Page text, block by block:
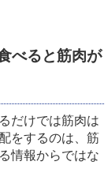
べると筋肉が
だけでは筋肉は
をするのは、筋
情報からではな